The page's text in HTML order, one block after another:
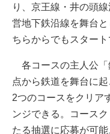
り、京王線・井の頭
営地下鉄沿線を舞台
ちらからでもスタート
各コースの主人公「
点から鉄道を舞台に
2つのコースをクリア
ンジできる。コース
たる抽選に応募が可能